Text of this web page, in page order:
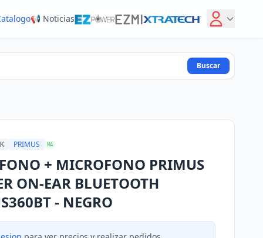
📢 Noticias
Buscar
PRIMUS MA
+ MICROFONO PRIMUS
ON-EAR BLUETOOTH
- NEGRO